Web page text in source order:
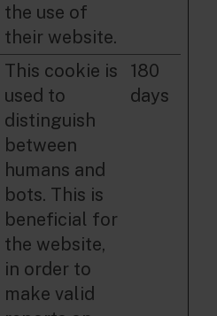
the use of
their website.
This cookie is
used to
distinguish
between
humans and
bots. This is
beneficial for
the website,
in order to
make valid
180
days